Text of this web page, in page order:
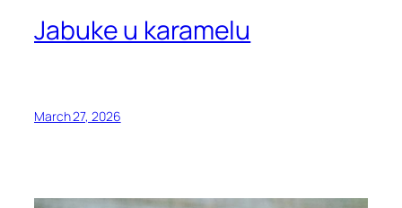
Jabuke u karamelu
March 27, 2026